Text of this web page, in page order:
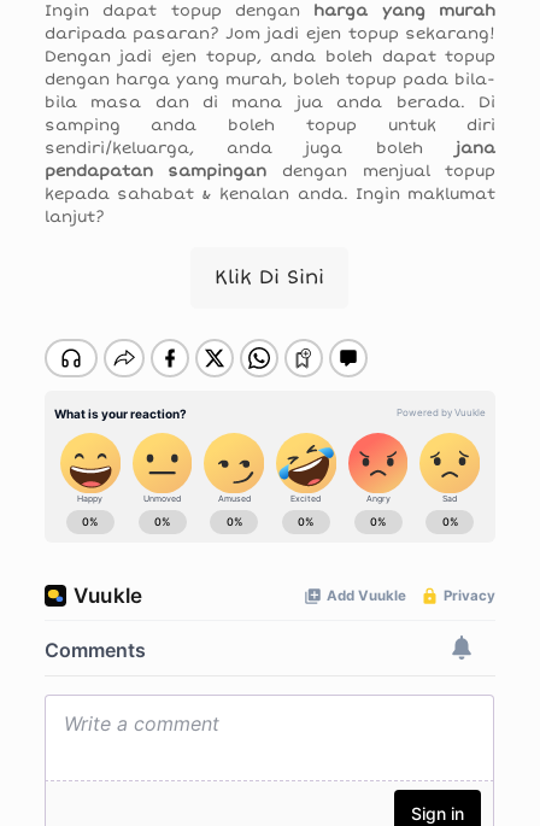
Ingin dapat topup dengan harga yang murah
daripada pasaran? Jom jadi ejen topup sekarang!
Dengan jadi ejen topup, anda boleh dapat topup
dengan harga yang murah, boleh topup pada bila-
bila masa dan di mana jua anda berada. Di
samping anda boleh topup untuk diri
sendiri/keluarga, anda juga boleh jana
pendapatan sampingan dengan menjual topup
kepada sahabat & kenalan anda. Ingin maklumat
lanjut?
Klik Di Sini